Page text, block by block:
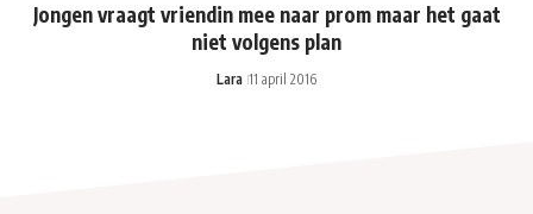
Jongen vraagt vriendin mee naar prom maar het gaat
niet volgens plan
Lara 11 april 2016